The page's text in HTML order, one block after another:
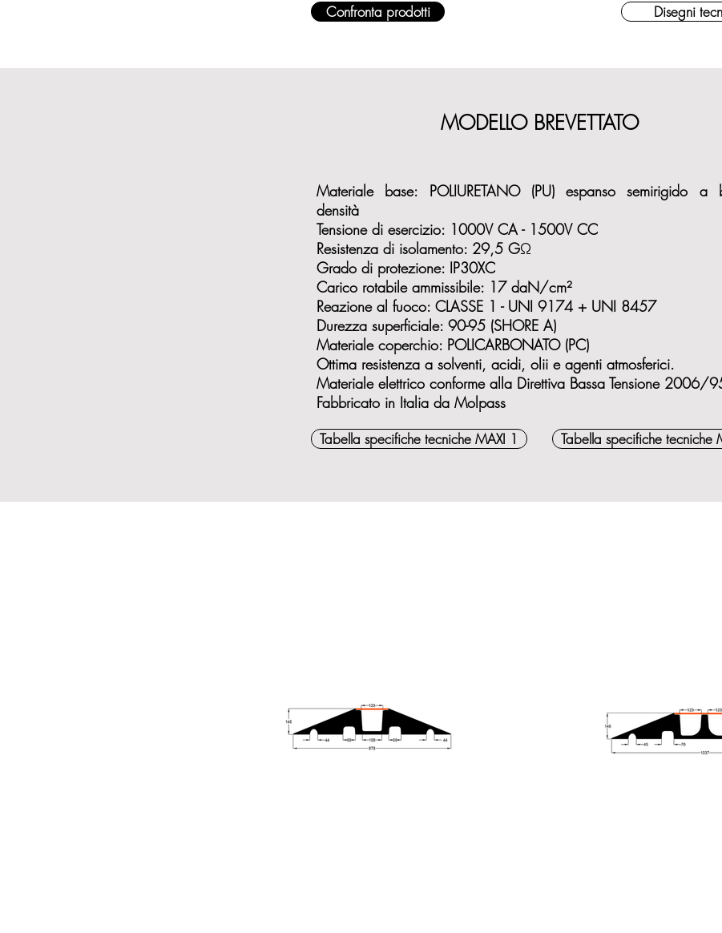
Confronta prodotti Disegni
MODELLO BREVETTATO
Materiale base: POLIURETANO (PU) espanso semirigido a
densità
Tensione di esercizio: 1000V CA - 1500V CC
Resistenza di isolamento: 29,5 GΩ
Grado di protezione: IP30XC
Carico rotabile ammissibile: 17 daN/cm²
Reazione al fuoco: CLASSE 1 - UNI 9174 + UNI 8457
Durezza superficiale: 90-95 (SHORE A)
Materiale coperchio: POLICARBONATO (PC)
Ottima resistenza a solventi, acidi, olii e agenti atmosferici.
Materiale elettrico conforme alla Direttiva Bassa Tensione 2006/
Fabbricato in Italia da Molpass
Tabella specifiche tecniche MAXI 1 Tabella specifiche tecniche